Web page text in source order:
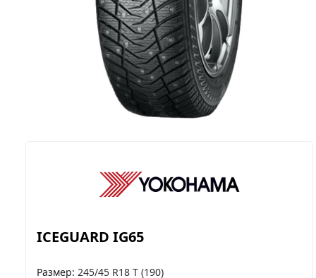
ICEGUARD IG65
Размер 245/45 R18 T (190)